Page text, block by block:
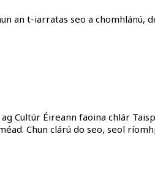
an t-iarratas seo a chomhlánú,
Cultúr Éireann faoina chlár
Chun clárú do seo, seol